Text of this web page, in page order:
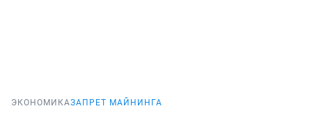
ЭКОНОМИКАЗАПРЕТ МАЙНИНГА